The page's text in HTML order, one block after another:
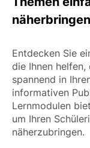
Entdecken Sie
die Ihnen
spannend in
informativen
Lernmodulen
um Ihren
näherzubringen.